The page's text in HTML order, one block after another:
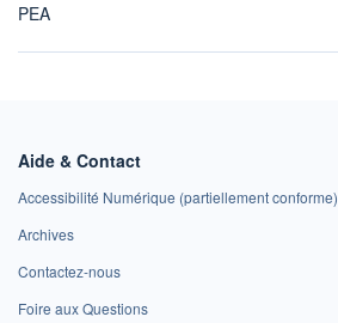
PEA
Aide & Contact
Accessibilité Numérique (partiellement conforme)
Archives
Contactez-nous
Foire aux Questions